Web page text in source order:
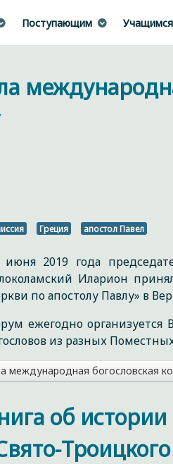
Поступающим Учащимся
Греция апостол Павел
июня 2019 года
Иларион
по апостолу Павлу» в
ежегодно организуется
из разных
международная богословская
об истории
Троицкого